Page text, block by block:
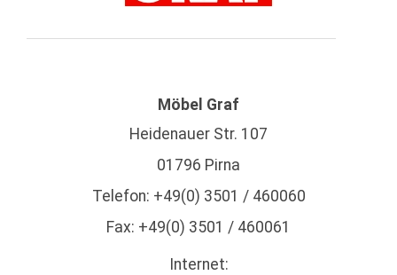
Möbel Graf
Heidenauer Str. 107
01796 Pirna
Telefon: +49(0) 3501 / 460060
Fax: +49(0) 3501 / 460061
Internet: